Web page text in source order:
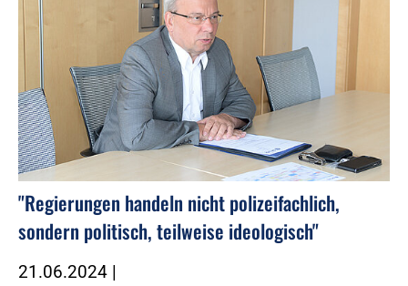
"Regierungen handeln nicht polizeifachlich,
sondern politisch, teilweise ideologisch"
21.06.2024 |